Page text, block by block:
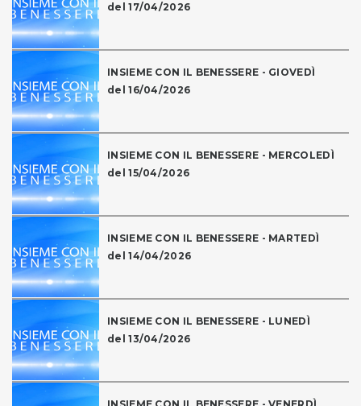
del 17/04/2026
INSIEME CON IL BENESSERE - GIOVEDÌ
del 16/04/2026
INSIEME CON IL BENESSERE - MERCOLEDÌ
del 15/04/2026
INSIEME CON IL BENESSERE - MARTEDÌ
del 14/04/2026
INSIEME CON IL BENESSERE - LUNEDÌ
del 13/04/2026